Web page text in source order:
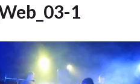
1